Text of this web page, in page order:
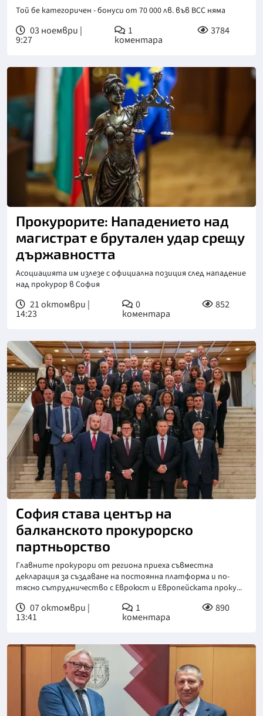
Той бе категоричен - бонуси от 70 000 лв. във ВСС няма
03 ноември |
9:27
1
коментара
3784
Прокурорите: Нападението над
магистрат е брутален удар срещу
държавността
Асоциацията им излезе с официална позиция след нападение
над прокурор в София
21 октомври |
14:23
0
коментара
852
Снимка: ПРБ
София става център на
балканското прокурорско
партньорство
Главните прокурори от региона приеха съвместна
декларация за създаване на постоянна платформа и по-
тясно сътрудничество с Евроюст и Европейската проку...
07 октомври |
13:41
1
коментара
890